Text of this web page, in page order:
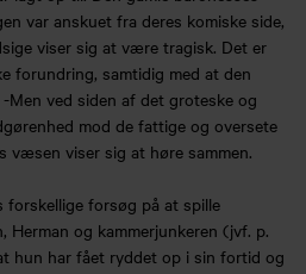
var anskuet fra deres komiske side,
viser sig at være tragisk. Det er
forundring, samtidig med at den
Men ved siden af det groteske og
mod de fattige og oversete
viser sig at høre sammen.
forskellige forsøg på at spille
Herman og kammerjunkeren (jvf. p.
hun har fået ryddet op i sin fortid og